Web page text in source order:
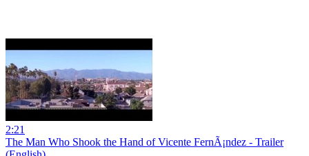
2:21
The Man Who Shook the Hand of Vicente FernÃ¡ndez - Trailer